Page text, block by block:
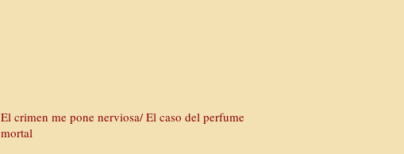
El crimen me pone nerviosa/ El caso del perfume
mortal